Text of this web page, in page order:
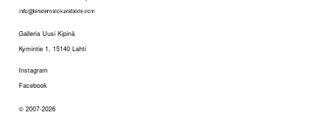
Galleria Uusi Kipinä
Kymintie 1, 15140 Lahti
Instagram
Facebook
© 2007-2026